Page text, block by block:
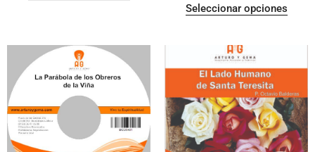
Seleccionar opciones